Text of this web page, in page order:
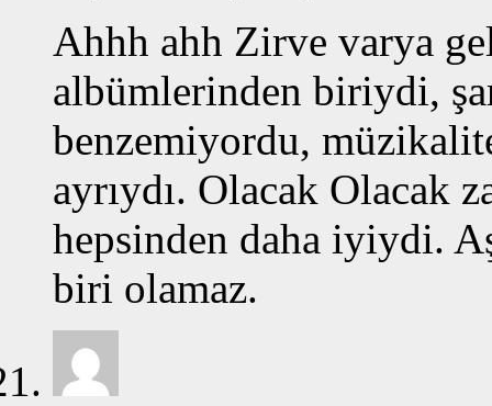
Ahhh ahh Zirve varya
albümlerinden biriydi,
benzemiyordu,
ayrıydı. Olacak Olacak
hepsinden daha iyiydi.
biri olamaz.